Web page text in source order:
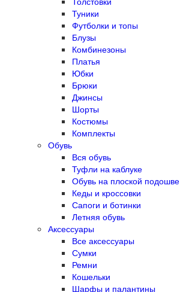
Туники
Футболки и топы
Блузы
Комбинезоны
Платья
Юбки
Брюки
Джинсы
Шорты
Костюмы
Комплекты
Обувь
Вся обувь
Туфли на каблуке
Обувь на плоской подошве
Кеды и кроссовки
Сапоги и ботинки
Летняя обувь
Аксессуары
Все аксессуары
Сумки
Ремни
Кошельки
Шарфы и палантины